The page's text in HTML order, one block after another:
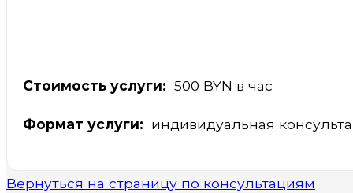
Стоимость услуги: 500 BYN в час
Формат услуги: индивидуальная
Вернуться на страницу по консультациям